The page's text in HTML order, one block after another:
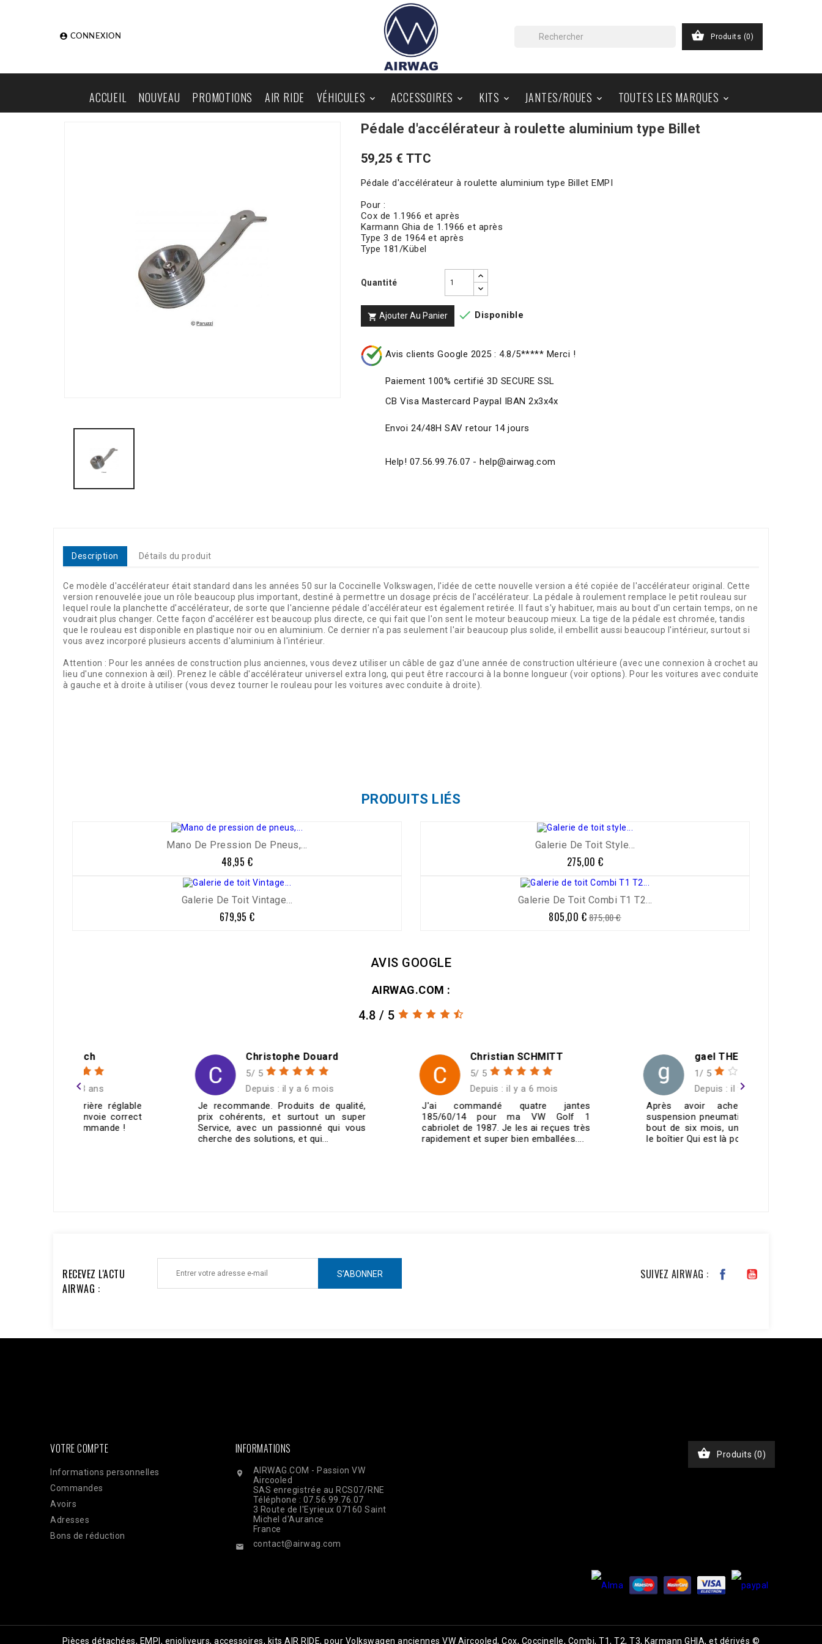
 CONNEXION  Produits (0)
ACCUEIL NOUVEAU PROMOTIONS AIR RIDE 
VÉHICULES 
ACCESSOIRES 
KITS 
JANTES/ROUES 
TOUTES LES MARQUES
PIÈCES AU DÉTAIL BLOG
Pédale d'accélérateur à roulette aluminium type Billet
59,25 € TTC
Pédale d'accélérateur à roulette aluminium type Billet EMPI
Pour :
Cox de 1.1966 et après
Karmann Ghia de 1.1966 et après
Type 3 de 1964 et après
Type 181/Kübel
Quantité
 Ajouter Au Panier  Disponible
Avis clients Google 2025 : 4.8/5***** Merci !
Paiement 100% certifié 3D SECURE SSL
CB Visa Mastercard Paypal IBAN 2x3x4x
Envoi 24/48H SAV retour 14 jours
Help! 07.56.99.76.07 - help@airwag.com
Description Détails du produit
Ce modèle d'accélérateur était standard dans les années 50 sur la Coccinelle Volkswagen, l'idée de cette nouvelle version a été copiée de l'accélérateur original. Cette
version renouvelée joue un rôle beaucoup plus important, destiné à permettre un dosage précis de l'accélérateur. La pédale à roulement remplace le petit rouleau sur
lequel roule la planchette d'accélérateur, de sorte que l'ancienne pédale d'accélérateur est également retirée. Il faut s'y habituer, mais au bout d'un certain temps, on ne
voudrait plus changer. Cette façon d'accélérer est beaucoup plus directe, ce qui fait que l'on sent le moteur beaucoup mieux. La tige de la pédale est chromée, tandis
que le rouleau est disponible en plastique noir ou en aluminium. Ce dernier n'a pas seulement l'air beaucoup plus solide, il embellit aussi beaucoup l'intérieur, surtout si
vous avez incorporé plusieurs accents d'aluminium à l'intérieur.
Attention : Pour les années de construction plus anciennes, vous devez utiliser un câble de gaz d'une année de construction ultérieure (avec une connexion à crochet au
lieu d'une connexion à œil). Prenez le câble d'accélérateur universel extra long, qui peut être raccourci à la bonne longueur (voir options). Pour les voitures avec conduite
à gauche et à droite à utiliser (vous devez tourner le rouleau pour les voitures avec conduite à droite).
PRODUITS LIÉS
Mano De Pression De Pneus,...
Prix
48,95 €
Galerie De Toit Style...
Prix
275,00 €
Galerie De Toit Vintage...
Prix
679,95 €
Galerie De Toit Combi T1 T2...
Prix
805,00 € Prix
875,00 €
AVIS GOOGLE
AIRWAG.COM :
4.8 / 5
Christophe Douard
Depuis : il y a 6 mois
Je recommande. Produits de qualité,
prix cohérents, et surtout un super
Service, avec un passionné qui vous
cherche des solutions, et qui...
Christian SCHMITT
Depuis : il y a 6 mois
J'ai commandé quatre jantes
185/60/14 pour ma VW Golf 1
cabriolet de 1987. Je les ai reçues très
rapidement et super bien emballées....
gael THEOLEYRE
Depuis : il y a un an
Après avoir acheté un kit de
suspension pneumatique chez eux, au
bout de six mois, une petite fuite sur
le boîtier Qui est là pour...
navigate_before navigate_next
RECEVEZ L'ACTU
AIRWAG :
SUIVEZ AIRWAG :
VOTRE COMPTE
Informations personnelles
Commandes
Avoirs
Adresses
Bons de réduction
 Produits (0)
INFORMATIONS

AIRWAG.COM - Passion VW
Aircooled
SAS enregistrée au RCS07/RNE
Téléphone : 07.56.99.76.07
3 Route de l'Eyrieux 07160 Saint
Michel d'Aurance
France
 contact@airwag.com
Pièces détachées, EMPI, enjoliveurs, accessoires, kits AIR RIDE, pour Volkswagen anciennes VW Aircooled, Cox, Coccinelle, Combi, T1, T2, T3, Karmann GHIA, et dérivés ©